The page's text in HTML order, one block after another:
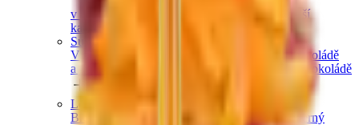
v čokoládě
Ostatní lyofilizované ovoce
Další
kategorie
Sušené ovoce v čokoládě
V hořké čokoládě
V bílé čokoládě
a jogurtu
Jablečné trubičky máčené v čokoládě
Další kategorie
Lesní ovoce
Brusinky a borůvky
Jahody Maliny OstružinyČerný